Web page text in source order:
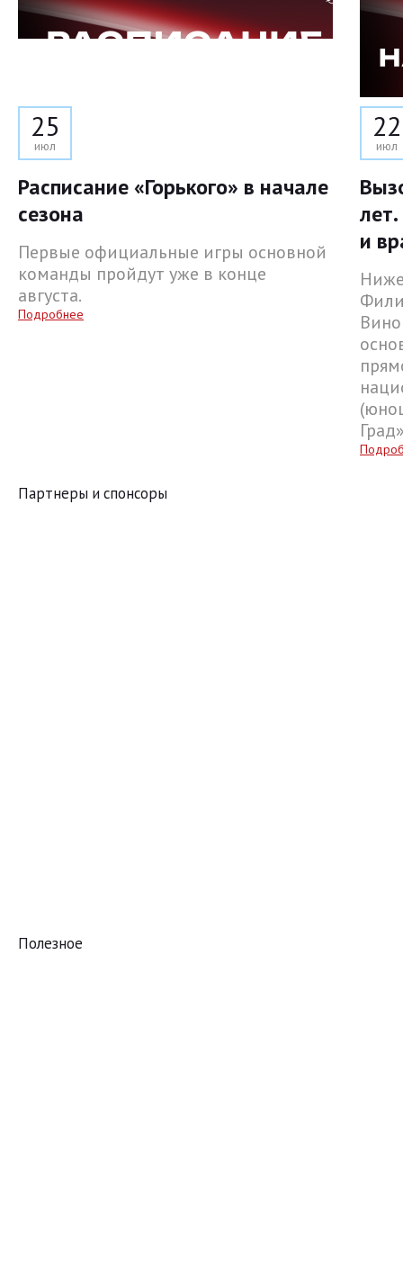
25
июл
Расписание «Горького» в начале
сезона
Первые официальные игры основной
команды пройдут уже в конце
августа.
Подробнее
22
июл
и
Партнеры и спонсоры
Полезное